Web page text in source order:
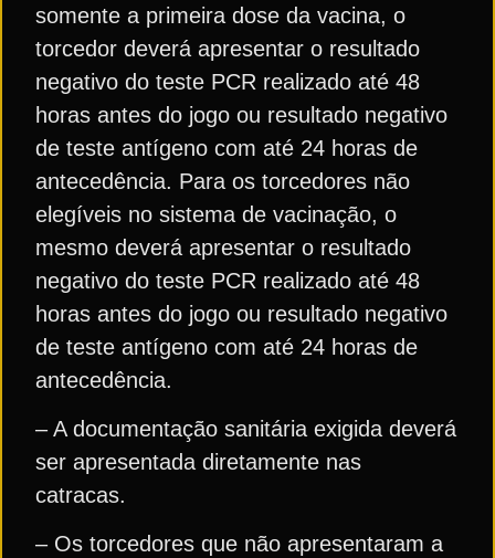
somente a primeira dose da vacina, o
torcedor deverá apresentar o resultado
negativo do teste PCR realizado até 48
horas antes do jogo ou resultado negativo
de teste antígeno com até 24 horas de
antecedência. Para os torcedores não
elegíveis no sistema de vacinação, o
mesmo deverá apresentar o resultado
negativo do teste PCR realizado até 48
horas antes do jogo ou resultado negativo
de teste antígeno com até 24 horas de
antecedência.
– A documentação sanitária exigida deverá
ser apresentada diretamente nas
catracas.
– Os torcedores que não apresentaram a